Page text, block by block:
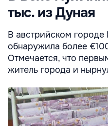
тыс. из Дуная
В австрийском городе
обнаружила более
Отмечается, что
житель города и